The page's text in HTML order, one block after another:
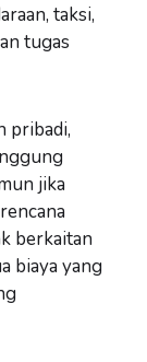
taksi,
tugas
pribadi,
jika
berkaitan
biaya yang